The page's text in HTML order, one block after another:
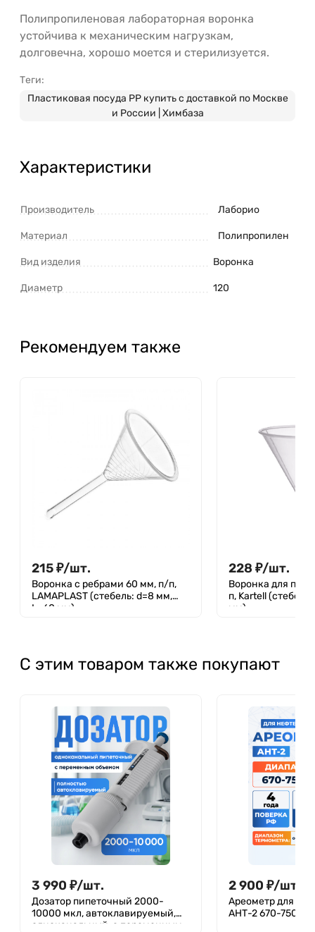
Полипропиленовая лабораторная воронка
устойчива к механическим нагрузкам,
долговечна, хорошо моется и стерилизуется.
Теги:
Пластиковая посуда PP купить с доставкой по Москве
и России | Химбаза
Характеристики
Производитель Лаборио
Материал Полипропилен
Вид изделия Воронка
Диаметр 120
Рекомендуем также
215₽/шт.
Воронка с ребрами 60 мм, п/п,
LAMAPLAST (стебель: d=8 мм,
L=60 мм)
228 ₽/шт.
Воронка для
п, Kartell
мм)
С этим товаром также покупают
3 990 ₽/шт.
Дозатор пипеточный 2000-
10000 мкл, автоклавируемый,
одноканальный, с переменным
2 900 ₽/шт.
Ареометр для
АНТ-2 670-750,